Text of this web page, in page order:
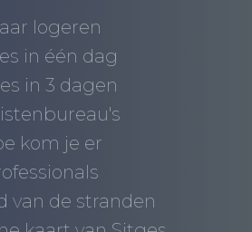
logeren
in één dag
in 3 dagen
kom je er
van de stranden